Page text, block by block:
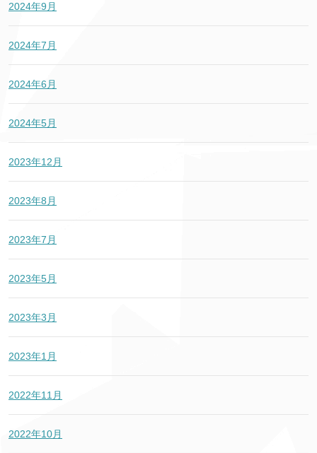
2024年9月
2024年7月
2024年6月
2024年5月
2023年12月
2023年8月
2023年7月
2023年5月
2023年3月
2023年1月
2022年11月
2022年10月